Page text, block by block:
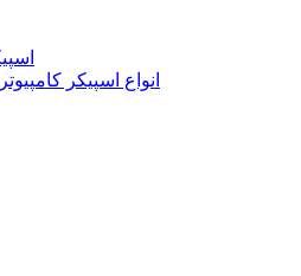
انواع اسپیکر